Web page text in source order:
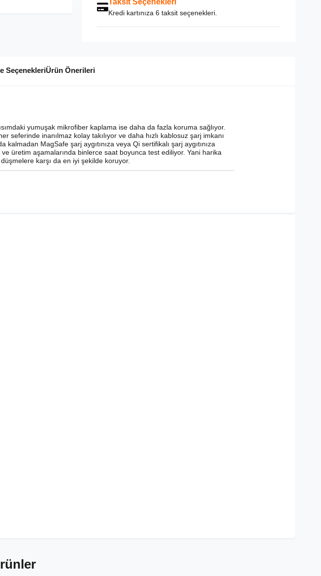
Taksit Seçenekleri
Kredi kartınıza 6 taksit seçenekleri.
SeçenekleriÜrün Önerileri
yumuşak mikrofiber kaplama ise daha da fazla koruma sağlıyor.
inanılmaz kolay takılıyor ve daha hızlı kablosuz şarj imkanı
MagSafe şarj aygıtınıza veya Qi sertifikalı şarj aygıtınıza
ve üretim aşamalarında binlerce saat boyunca test ediliyor. Yani harika
karşı da en iyi şekilde koruyor.